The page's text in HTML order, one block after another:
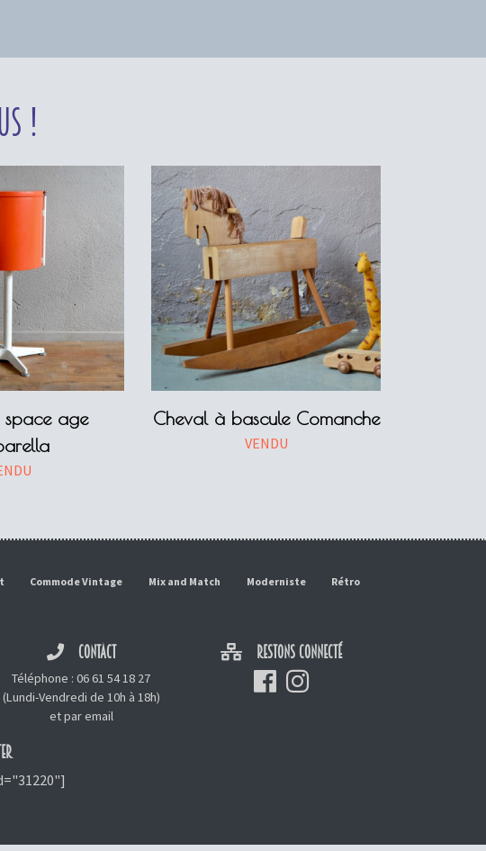
!
space age
Cheval à bascule Comanche
VENDU
Commode Vintage Mix and Match Moderniste
Rétro
CONTACT
Téléphone : 06 61 54 18 27
(Lundi-Vendredi de 10h à 18h)
etpar email
RESTONS CONNECTÉ